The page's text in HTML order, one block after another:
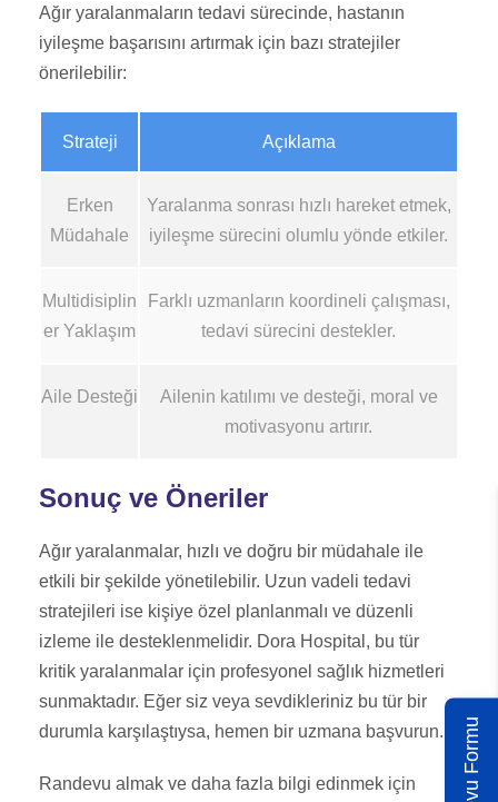
Ağır yaralanmaların tedavi sürecinde, hastanın
iyileşme başarısını artırmak için bazı stratejiler
önerilebilir:
Strateji Açıklama
Erken
Müdahale
Yaralanma sonrası hızlı hareket etmek,
iyileşme sürecini olumlu yönde etkiler.
Multidisiplin
er Yaklaşım
Farklı uzmanların koordineli çalışması,
tedavi sürecini destekler.
Aile Desteği
Ailenin katılımı ve desteği, moral ve
motivasyonu artırır.
Sonuç ve Öneriler
Ağır yaralanmalar, hızlı ve doğru bir müdahale ile
etkili bir şekilde yönetilebilir. Uzun vadeli tedavi
stratejileri ise kişiye özel planlanmalı ve düzenli
izleme ile desteklenmelidir. Dora Hospital, bu tür
kritik yaralanmalar için profesyonel sağlık hizmetleri
sunmaktadır. Eğer siz veya sevdikleriniz bu tür bir
durumla karşılaştıysa, hemen bir uzmana başvurun.
Randevu almak ve daha fazla bilgi edinmek için